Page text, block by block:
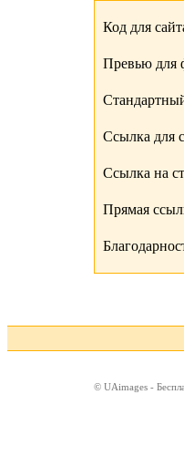
Код для
Превью для
Ссылка для
Ссылка на
Прямая
© UAimages -